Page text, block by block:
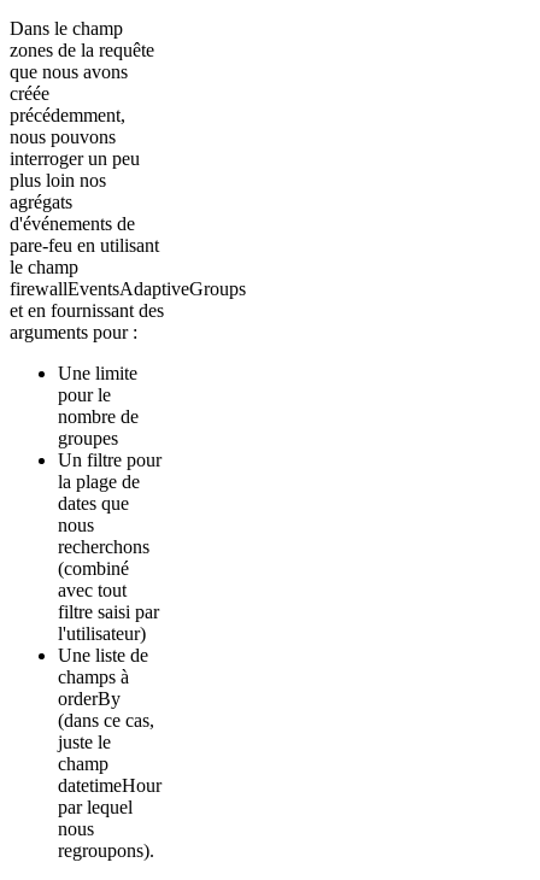
Dans le champ
zones de la requête
que nous avons
créée
précédemment,
nous pouvons
interroger un peu
plus loin nos
agrégats
d'événements de
pare-feu en utilisant
le champ
firewallEventsAdaptiveGroups
et en fournissant des
arguments pour :
Une limite
pour le
nombre de
groupes
Un filtre pour
la plage de
dates que
nous
recherchons
(combiné
avec tout
filtre saisi par
l'utilisateur)
Une liste de
champs à
orderBy
(dans ce cas,
juste le
champ
datetimeHour
par lequel
nous
regroupons).